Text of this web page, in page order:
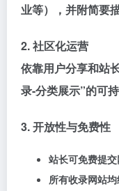
业等），并附简要
2. 社区化运营
依靠用户分享和站
录-分类展示”的可
3. 开放性与免费性
站长可免费提
所有收录网站